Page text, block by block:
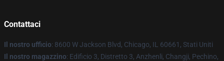
Contattaci
Il nostro ufficio: 8600 W Jackson Blvd, Chicago, IL 60661, Stati Uniti
Il nostro magazzino: Edificio 3, Distretto 3, Anzhenli, Changji, Pechino,